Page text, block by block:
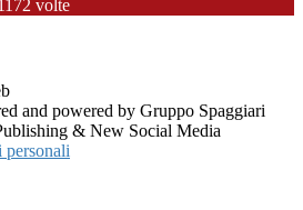
volte
and powered by Gruppo Spaggiari
& New Social Media
personali